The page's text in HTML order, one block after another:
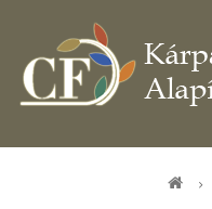
tartalomra